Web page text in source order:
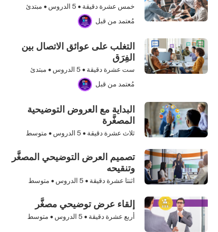
خمس عشرة دقيقة • 5 الدروس • مبتدئ
مُعتمد من قبل
التغلب على عوائق الاتصال بين
الفِرَق
ست عشرة دقيقة • 5 الدروس • مبتدئ
مُعتمد من قبل
البداية مع العروض التوضيحية
المصغَّرة
ثلاث عشرة دقيقة • 5 الدروس • متوسط
تصميم العرض التوضيحي المصغَّر
وتنقيحه
اثنتا عشرة دقيقة • 5 الدروس • متوسط
إلقاء عرض توضيحي مصغَّر
أربع عشرة دقيقة • 5 الدروس • متوسط